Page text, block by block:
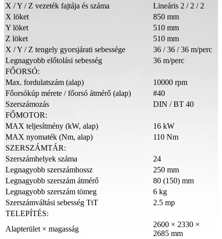
X / Y / Z vezeték fajtája és száma
Lineáris 2 / 2 / 2
X löket
850 mm
Y löket
510 mm
Z löket
510 mm
X / Y / Z tengely gyorsjárati sebessége
36 / 36 / 36 m/perc
Legnagyobb előtolási sebesség
36 m/perc
FŐORSÓ:
Max. fordulatszám (alap)
10000 rpm
Főorsókúp mérete / főorsó átmérő (alap)
#40
Szerszámozás
DIN / BT 40
FŐMOTOR:
MAX teljesítmény (kW, alap)
16 kW
MAX nyomaték (Nm, alap)
110 Nm
SZERSZÁMTÁR:
Szerszámhelyek száma
24
Legnagyobb szerszámhossz
250 mm
Legnagyobb szerszám átmérő
80 (150) mm
Legnagyobb szerszám tömeg
6 kg
Szerszámváltási sebesség TtT
2.5 mp
TELEPÍTÉS:
Alapterület × magasság
2600 × 2330 ×
2685 mm